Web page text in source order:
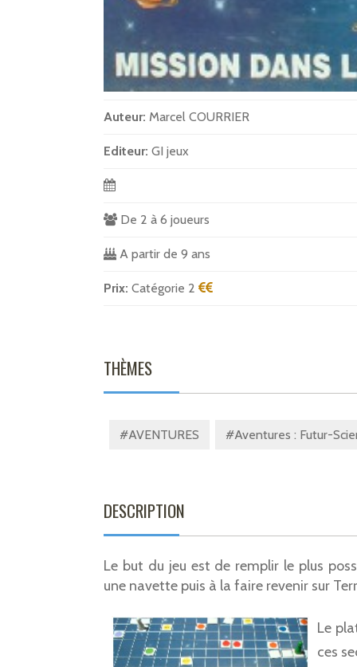
Auteur: Marcel COURRIER
Editeur: GI jeux
De 2 à 6 joueurs
A partir de 9 ans
Prix: Catégorie 2
THÈMES
#AVENTURES #Aventures : Futur-
DESCRIPTION
Le but du jeu est de remplir le plus
une navette puis à la faire revenir sur
Le
ces